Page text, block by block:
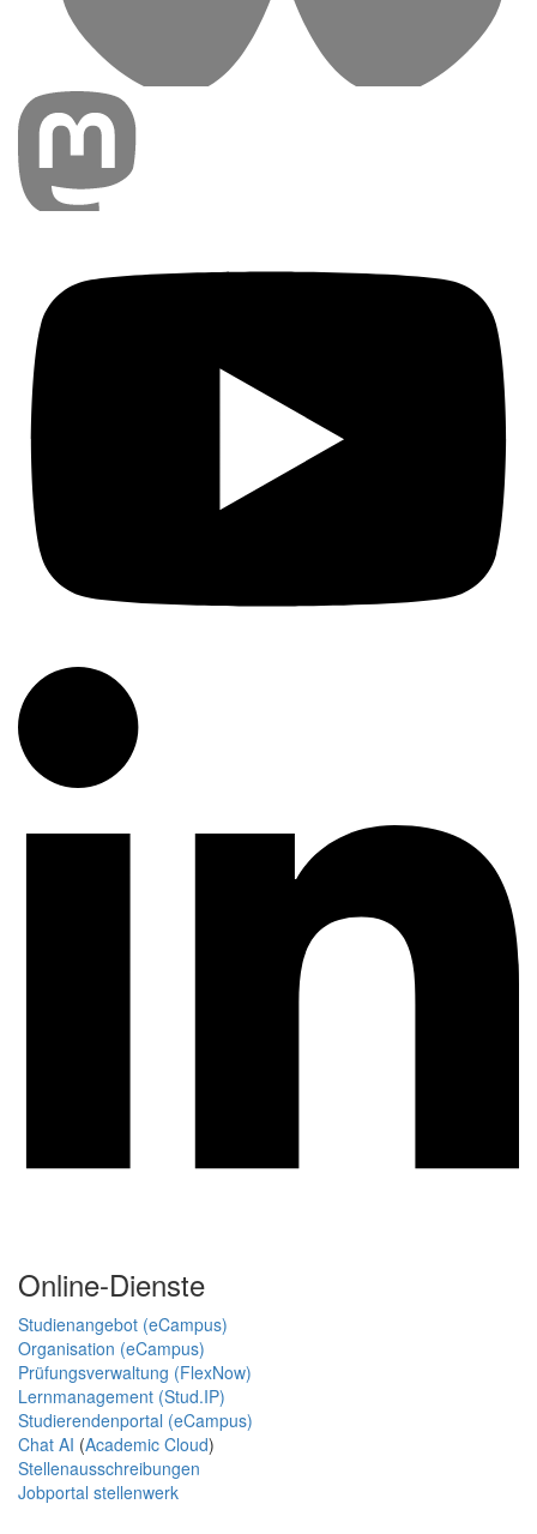
Online-Dienste
Studienangebot (eCampus)
Organisation (eCampus)
Prüfungsverwaltung (FlexNow)
Lernmanagement (Stud.IP)
Studierendenportal (eCampus)
Chat AI (Academic Cloud)
Stellenausschreibungen
Jobportal stellenwerk